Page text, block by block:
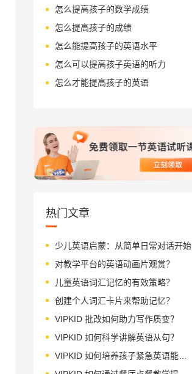
怎么提高孩子的数学成绩
怎么提高孩子的成绩
怎么能提高孩子的英语水平
怎么可以提高孩子英语的听力
怎么才能提高孩子的英语
热门文章
少儿英语启蒙：从简单日常对话开始
对教学平台的英语动画片观赏？
儿童英语词汇记忆的有效策略？
创建个人词汇卡片来帮助记忆？
VIPKID 批改如何助力写作质变？
VIPKID 如何科学讲解英语从句？
VIPKID 如何培养孩子紧急英语能力？